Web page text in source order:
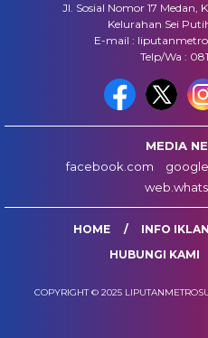
Jl. Sosial Nomor 17 Medan,
Kelurahan Sei
E-mail :
Telp/Wa :
MEDIA
facebook.com
HOME INFO IKLAN
HUBUNGI KAMI
COPYRIGHT © 2025